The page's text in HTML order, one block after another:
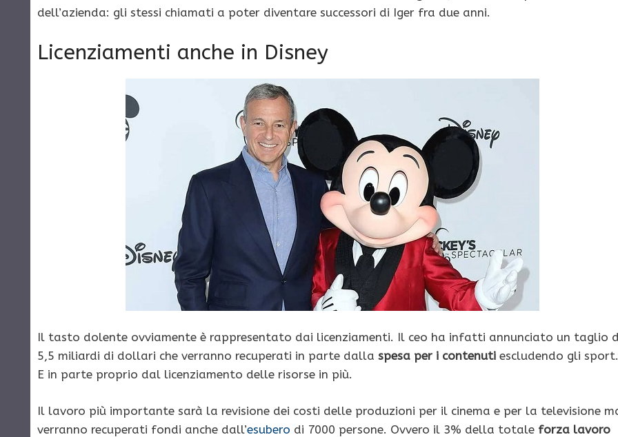
dell’azienda: gli stessi chiamati a poter diventare successori di Iger fra due anni.
Licenziamenti anche in Disney
Il tasto dolente ovviamente è rappresentato dai licenziamenti. Il ceo ha infatti annunciato un taglio
5,5 miliardi di dollari che verranno recuperati in parte dalla spesa per i contenuti escludendo gli sport.
E in parte proprio dal licenziamento delle risorse in più.
Il lavoro più importante sarà la revisione dei costi delle produzioni per il cinema e per la televisione
verranno recuperati fondi anche dall’esubero di 7000 persone. Ovvero il 3% della totale forza lavoro